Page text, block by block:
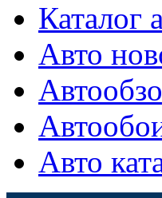
Каталог
Авто
Авто